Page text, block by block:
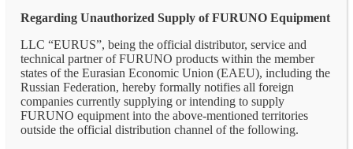
Regarding Unauthorized Supply of FURUNO Equipment
LLC “EURUS”, being the official distributor, service and
technical partner of FURUNO products within the member
states of the Eurasian Economic Union (EAEU), including the
Russian Federation, hereby formally notifies all foreign
companies currently supplying or intending to supply
FURUNO equipment into the above-mentioned territories
outside the official distribution channel of the following.